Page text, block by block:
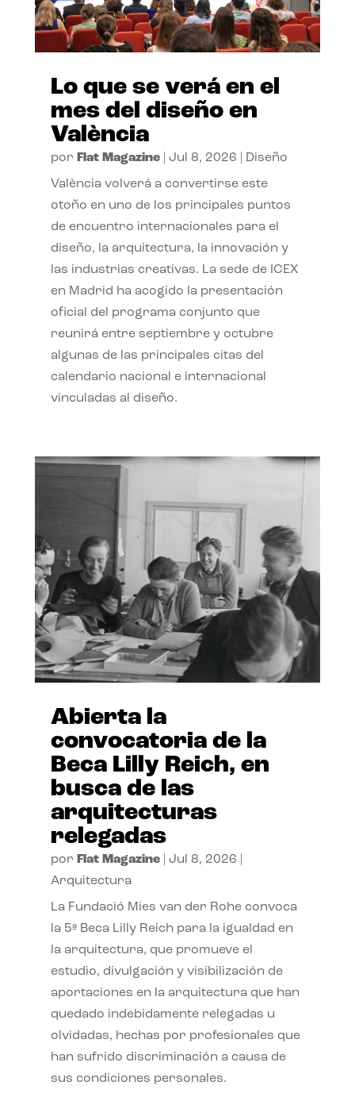
Lo que se verá en el
mes del diseño en
València
por Flat Magazine| Jul 8, 2026 Diseño
València volverá a convertirse este
otoño en uno de los principales puntos
de encuentro internacionales para el
diseño, la arquitectura, la innovación y
las industrias creativas. La sede de ICEX
en Madrid ha acogido la presentación
oficial del programa conjunto que
reunirá entre septiembre y octubre
algunas de las principales citas del
calendario nacional e internacional
vinculadas al diseño.
Abierta la
convocatoria de la
Beca Lilly Reich, en
busca de las
arquitecturas
relegadas
por Flat Magazine| Jul 8, 2026
Arquitectura
La Fundació Mies van der Rohe convoca
la 5ª Beca Lilly Reich para la igualdad en
la arquitectura, que promueve el
estudio, divulgación y visibilización de
aportaciones en la arquitectura que han
quedado indebidamente relegadas u
olvidadas, hechas por profesionales que
han sufrido discriminación a causa de
sus condiciones personales.